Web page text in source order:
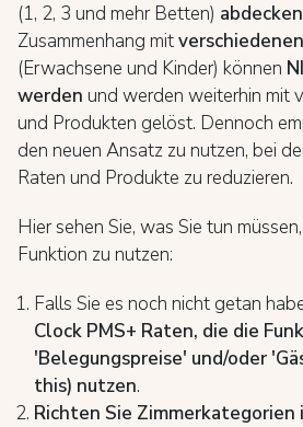
(1, 2, 3 und mehr Betten)
Zusammenhang mit
(Erwachsene und Kinder) können
werden und werden weiterhin mit
und Produkten gelöst. Dennoch
den neuen Ansatz zu nutzen, bei
Raten und Produkte zu reduzieren.
Hier sehen Sie, was Sie tun
Funktion zu nutzen:
Falls Sie es noch nicht getan
Clock PMS+ Raten, die die
'Belegungspreise' und/oder
this) nutzen.
Richten Sie Zimmerkategorien